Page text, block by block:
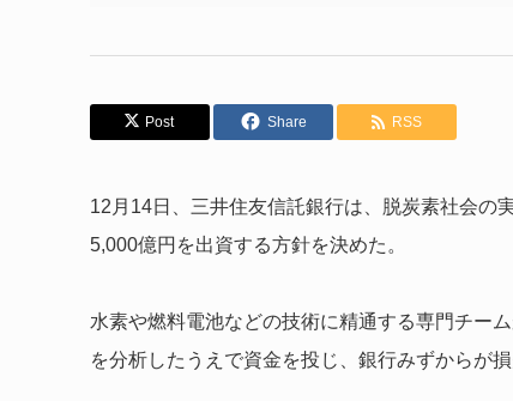
Post Share RSS
12月14日、三井住友信託銀行は、脱炭素社会の
5,000億円を出資する方針を決めた。
水素や燃料電池などの技術に精通する専門チー
を分析したうえで資金を投じ、銀行みずからが